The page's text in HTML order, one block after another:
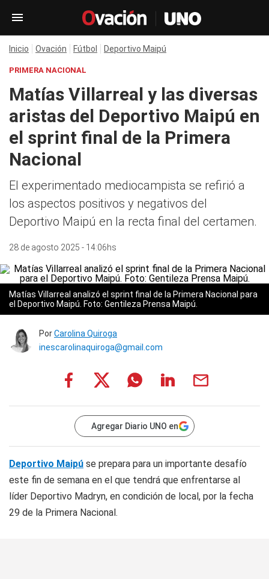
Inicio Ovación Fútbol Deportivo Maipú
PRIMERA NACIONAL
Matías Villarreal y las diversas
aristas del Deportivo Maipú en
el sprint final de la Primera
Nacional
El experimentado mediocampista se refirió a
los aspectos positivos y negativos del
Deportivo Maipú en la recta final del certamen.
28 de agosto 2025 - 14:06hs
Matías Villarreal analizó el sprint final de la Primera Nacional para
el Deportivo Maipú. Foto: Gentileza Prensa Maipú.
PorCarolina Quiroga
inescarolinaquiroga@gmail.com
Agregar Diario UNO en
Deportivo Maipú se prepara para un importante desafío
este fin de semana en el que tendrá que enfrentarse al
líder Deportivo Madryn, en condición de local, por la fecha
29 de la Primera Nacional.